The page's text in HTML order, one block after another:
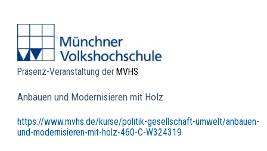
Präsenz-Veranstaltung der MVHS
Anbauen und Modernisieren mit Holz
https://www.mvhs.de/kurse/politik-gesellschaft-umwelt/anbauen-
und-modernisieren-mit-holz-460-C-W324319